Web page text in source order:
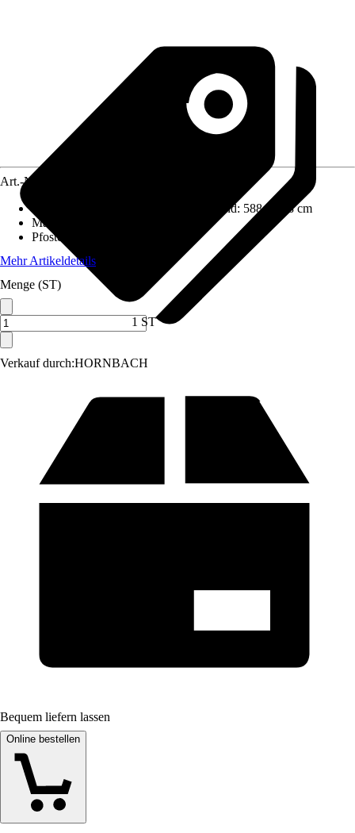
Verkauf durch:HORNBACH
Art.-Nr.
Aufstellmaße B x T ohne Dachüberstand: 588 x 588 cm
Materialspezifizierung
Pfostenstärke
Mehr Artikeldetails
Menge (ST)
1 ST
Bequem liefern lassen
Online bestellen